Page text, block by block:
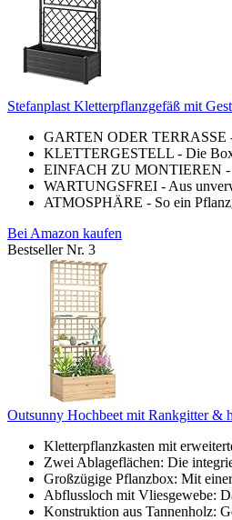
Stefanplast Kletterpflanzgefäß mit
GARTEN ODER TERRASSE -
KLETTERGESTELL - Die Box
EINFACH ZU MONTIEREN -
WARTUNGSFREI - Aus
ATMOSPHÄRE - So ein
Bei Amazon kaufen
Bestseller Nr. 3
Outsunny Hochbeet mit Rankgitter &
Kletterpflanzkasten mit
Zwei Ablageflächen: Die
Großzügige Pflanzbox: Mit
Abflussloch mit Vliesgewebe:
Konstruktion aus Tannenholz: